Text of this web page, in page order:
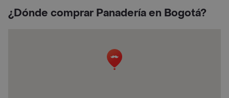
¿Dónde comprar Panadería en Bogotá?